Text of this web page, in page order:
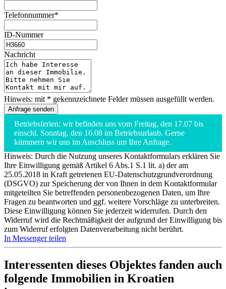
Telefonnummer*
ID-Nummer
Nachricht
Hinweis: mit * gekennzeichnete Felder müssen ausgefüllt werden.
Betriebsferien: wir befinden uns vom Freitag, den 17.07 bis
einschl. Sonntag, den 16.08 im Betriebsurlaub. Gerne
kümmern wir uns im Anschluss um Ihre Anfrage.
Hinweis: Durch die Nutzung unseres Kontaktformulars erklären Sie
Ihre Einwilligung gemäß Artikel 6 Abs.1 S.1 lit. a) der am
25.05.2018 in Kraft getretenen EU-Datenschutzgrundverordnung
(DSGVO) zur Speicherung der von Ihnen in dem Kontaktformular
mitgeteilten Sie betreffenden personenbezogenen Daten, um Ihre
Fragen zu beantworten und ggf. weitere Vorschläge zu unterbreiten.
Diese Einwilligung können Sie jederzeit widerrufen. Durch den
Widerruf wird die Rechtmäßigkeit der aufgrund der Einwilligung bis
zum Widerruf erfolgten Datenverarbeitung nicht berührt.
In Messenger teilen
Interessenten dieses Objektes fanden auch
folgende Immobilien in Kroatien